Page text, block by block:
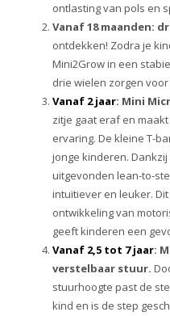
ontlasting van pols en
Vanaf 18 maanden:
ontdekken! Zodra je
Mini2Grow in een
drie wielen zorgen
Vanaf 2 jaar: Mini
zitje gaat eraf en
ervaring. De kleine T-
jonge kinderen.
uitgevonden lean-to-
intuïtiever en leuker.
ontwikkeling van
geeft kinderen een
Vanaf 2,5 tot 7 jaar:
verstelbaar stuur.
stuurhoogte past de
kind en is de step